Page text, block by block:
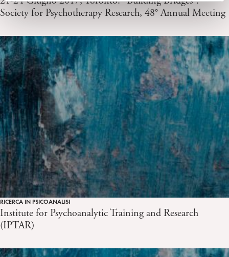
Society for Psychotherapy Research, 48° Annual Meeting
RICERCA IN PSICOANALISI
Institute for Psychoanalytic Training and Research
(IPTAR)